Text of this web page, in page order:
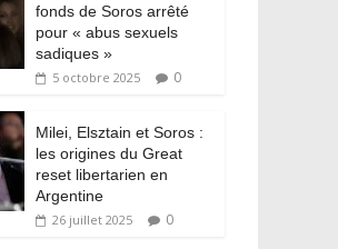
fonds de Soros arrêté
pour « abus sexuels
sadiques »
5 octobre 2025 0
Milei, Elsztain et Soros :
les origines du Great
reset libertarien en
Argentine
26 juillet 2025 0